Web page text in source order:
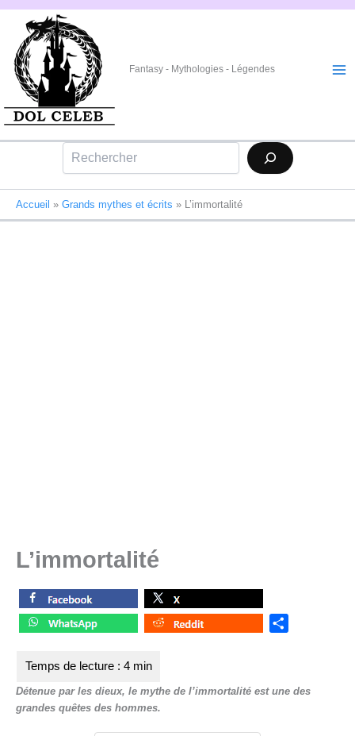
Aller
contenu
Fantasy - Mythologies - Légendes
Rechercher
Accueil » Grands mythes et écrits » L’immortalité
L’immortalité
e
Détenue par les dieux, le mythe de l’immortalité est une des
grandes quêtes des hommes.